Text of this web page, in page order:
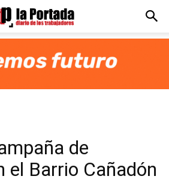
de
el Barrio Cañadón